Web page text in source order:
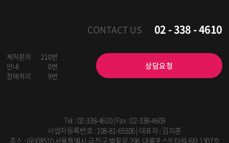
CONTACT US
제작문의
210번
안내
0번
장애처리
9번
02 - 338 - 4610
상담요청
Tel :02-338-4610| Fax : 02-338-4609
사업자등록번호 : 108-81-65306 | 대표자 : 김지훈
주소 : (우)08510 서울특별시 금천구 벚꽃로 298, 대륭포스트타워 6차 1307호